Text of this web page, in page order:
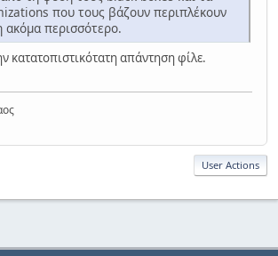
που τους βάζουν περιπλέκουν
ακόμα περισσότερο.
κατατοπιστικότατη απάντηση φίλε.
User Actions